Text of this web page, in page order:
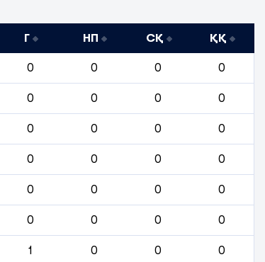
Г НП СҚ ҚҚ
0 0 0 0
0 0 0 0
0 0 0 0
0 0 0 0
0 0 0 0
0 0 0 0
1 0 0 0